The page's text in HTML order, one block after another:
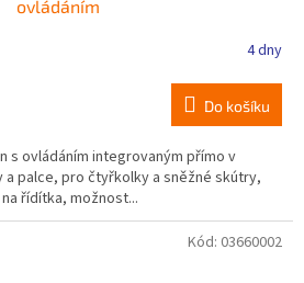
ovládáním
4 dny
Do košíku
s ovládáním integrovaným přímo v
palce, pro čtyřkolky a sněžné skútry,
řídítka, možnost...
Kód: 03660002